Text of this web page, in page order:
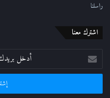
راسلنا
اشترك معنا
أدخل
بريدك
الإلكتروني